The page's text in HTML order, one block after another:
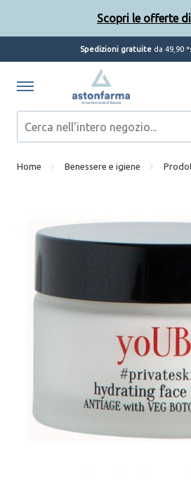
Spedizioni gratuite da 49,90
Home Benessere e igiene
Scopri le offerte